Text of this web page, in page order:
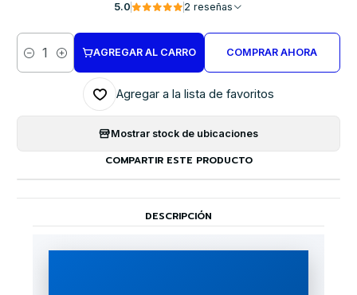
5.0 2 reseñas
Cantidad
AGREGAR AL CARRO COMPRAR AHORA
Agregar a la lista de favoritos
Mostrar stock de ubicaciones
COMPARTIR ESTE PRODUCTO
DESCRIPCIÓN